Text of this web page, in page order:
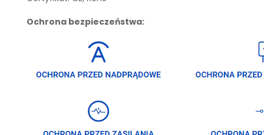
Ochrona bezpieczeństwa: